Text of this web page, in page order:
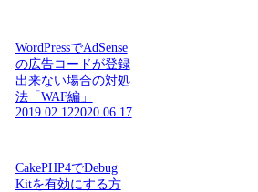
WordPressでAdSense
の広告コードが登録
出来ない場合の対処
法「WAF編」
2019.02.122020.06.17
CakePHP4でDebug
Kitを有効にする方